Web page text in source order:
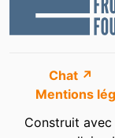
Chat ↗
Mentions
Construit